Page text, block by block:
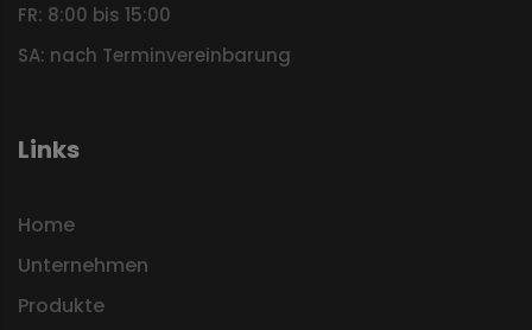
FR: 8:00 bis 15:00
SA: nach Terminvereinbarung
Links
Home
Unternehmen
Produkte